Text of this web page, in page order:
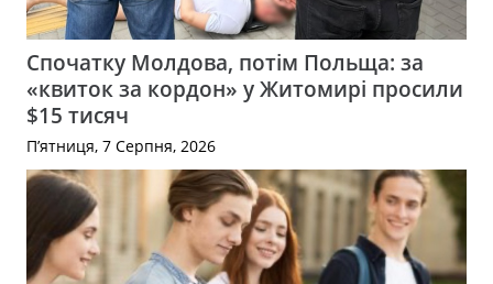
Спочатку Молдова, потім Польща: за
«квиток за кордон» у Житомирі просили
$15 тисяч
П’ятниця, 7 Серпня, 2026